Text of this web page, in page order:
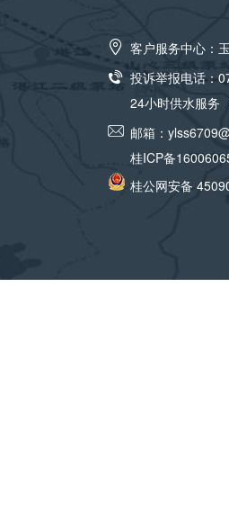
客户服务中心：
投诉举报电话：
24小时供水服务
邮箱：
桂ICP备
桂公网安备